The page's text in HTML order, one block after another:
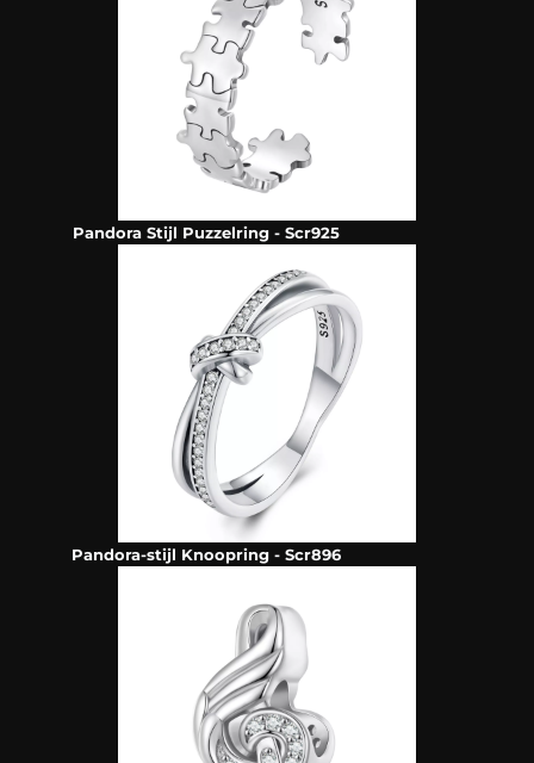
Pandora Stijl Puzzelring - Scr925
Pandora-stijl Knoopring - Scr896